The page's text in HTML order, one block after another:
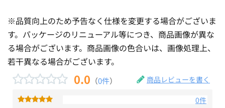
※品質向上のため予告なく仕様を変更する場合がございま
す。パッケージのリニューアル等につき、商品画像が異な
る場合がございます。商品画像の色合いは、画像処理上、
若干異なる場合がございます。
0.0 （0件） 商品レビューを書く
0件